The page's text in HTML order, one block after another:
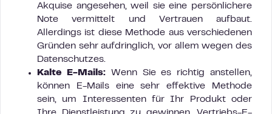
Akquise angesehen, weil sie eine persönlichere
Note vermittelt und Vertrauen aufbaut.
Allerdings ist diese Methode aus verschiedenen
Gründen sehr aufdringlich, vor allem wegen des
Datenschutzes.
Kalte E-Mails:Wenn Sie es richtig anstellen,
können E-Mails eine sehr effektive Methode
sein, um Interessenten für Ihr Produkt oder